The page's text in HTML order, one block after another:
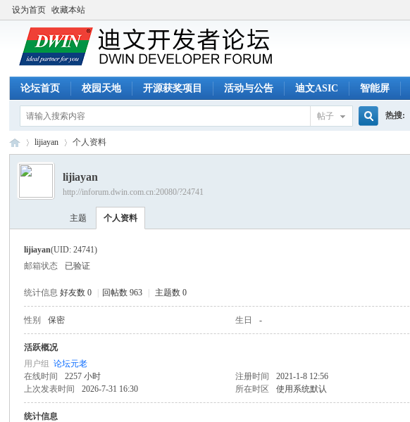
设为首页 收藏本站
论坛首页 校园天地 开源获奖项目 活动与公告 迪文ASIC 智能屏
帖子 热搜:
›
lijiayan 个人资料
lijiayan
http://inforum.dwin.com.cn:20080/?24741
主题 个人资料
lijiayan(UID: 24741)
邮箱状态
已验证
统计信息 好友数 0 回帖数 963 主题数 0
性别 保密 生日 -
活跃概况
用户组论坛元老
在线时间
2257 小时 注册时间 2021-1-8 12:56
上次发表时间
2026-7-31 16:30 所在时区 使用系统默认
统计信息